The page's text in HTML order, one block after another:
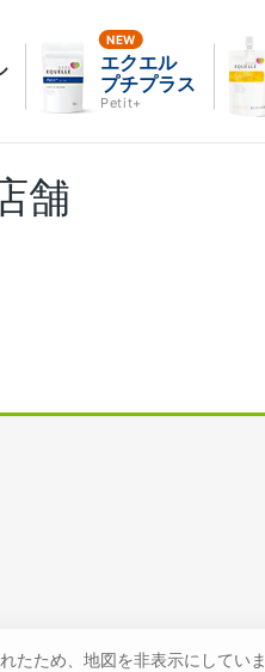
エクエル
プチプラス
Petit+
舗
たため、地図を非表示にしていま